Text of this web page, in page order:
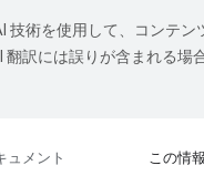
技術を使用して、コンテン
翻訳には誤りが含まれる場
ュメント この情